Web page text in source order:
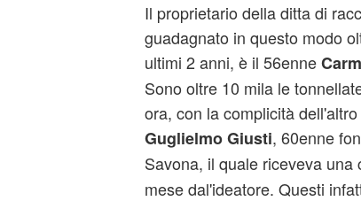
Il proprietario della ditta di
guadagnato in questo modo
ultimi 2 anni, è il 56enne
Sono oltre 10 mila le
ora, con la complicità
Guglielmo Giusti, 60enne
Savona, il quale riceveva una
mese dal'ideatore. Questi